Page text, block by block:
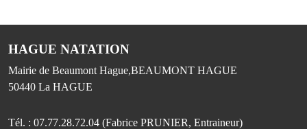
HAGUE NATATION
Mairie de Beaumont Hague,BEAUMONT HAGUE
50440 La HAGUE
Tél. : 07.77.28.72.04 (Fabrice PRUNIER, Entraineur)